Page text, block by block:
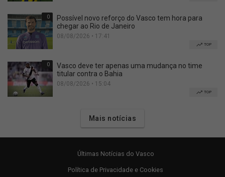
0
Possível novo reforço do Vasco tem hora para
chegar ao Rio de Janeiro
08/08/2026 • 17:41
TOP
0
Vasco deve ter apenas uma mudança no time
titular contra o Bahia
08/08/2026 • 15:04
TOP
Mais notícias
Últimas Notícias do Vasco
Política de Privacidade e Cookies